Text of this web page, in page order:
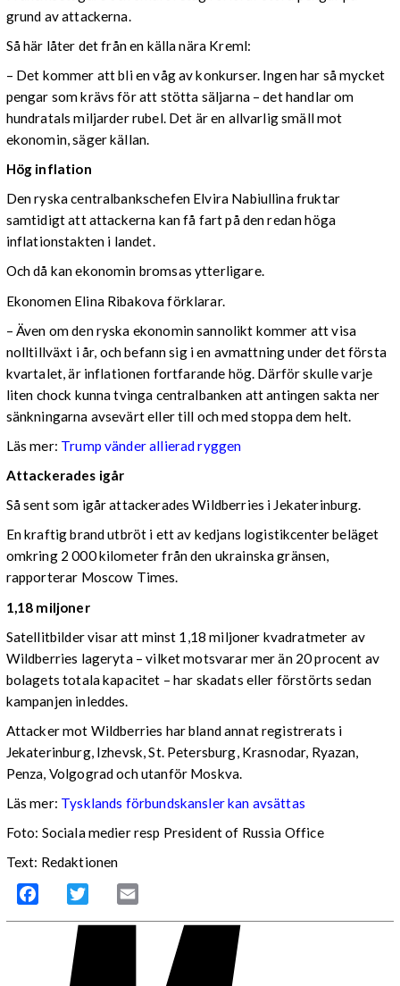
grund av attackerna.
Så här låter det från en källa nära Kreml:
– Det kommer att bli en våg av konkurser. Ingen har så mycket
pengar som krävs för att stötta säljarna – det handlar om
hundratals miljarder rubel. Det är en allvarlig smäll mot
ekonomin, säger källan.
Hög inflation
Den ryska centralbankschefen Elvira Nabiullina fruktar
samtidigt att attackerna kan få fart på den redan höga
inflationstakten i landet.
Och då kan ekonomin bromsas ytterligare.
Ekonomen Elina Ribakova förklarar.
– Även om den ryska ekonomin sannolikt kommer att visa
nolltillväxt i år, och befann sig i en avmattning under det första
kvartalet, är inflationen fortfarande hög. Därför skulle varje
liten chock kunna tvinga centralbanken att antingen sakta ner
sänkningarna avsevärt eller till och med stoppa dem helt.
Läs mer: Trump vänder allierad ryggen
Attackerades igår
Så sent som igår attackerades Wildberries i Jekaterinburg.
En kraftig brand utbröt i ett av kedjans logistikcenter beläget
omkring 2 000 kilometer från den ukrainska gränsen,
rapporterar Moscow Times.
1,18 miljoner
Satellitbilder visar att minst 1,18 miljoner kvadratmeter av
Wildberries lageryta – vilket motsvarar mer än 20 procent av
bolagets totala kapacitet – har skadats eller förstörts sedan
kampanjen inleddes.
Attacker mot Wildberries har bland annat registrerats i
Jekaterinburg, Izhevsk, St. Petersburg, Krasnodar, Ryazan,
Penza, Volgograd och utanför Moskva.
Läs mer: Tysklands förbundskansler kan avsättas
Foto: Sociala medier resp President of Russia Office
Text: Redaktionen
Facebook Twitter